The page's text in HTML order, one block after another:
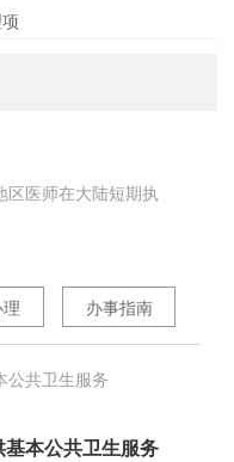
区医师在大陆短期执
办事指南
公共卫生服务
本公共卫生服务